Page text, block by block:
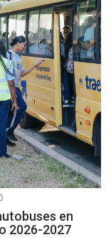
en
2026-2027